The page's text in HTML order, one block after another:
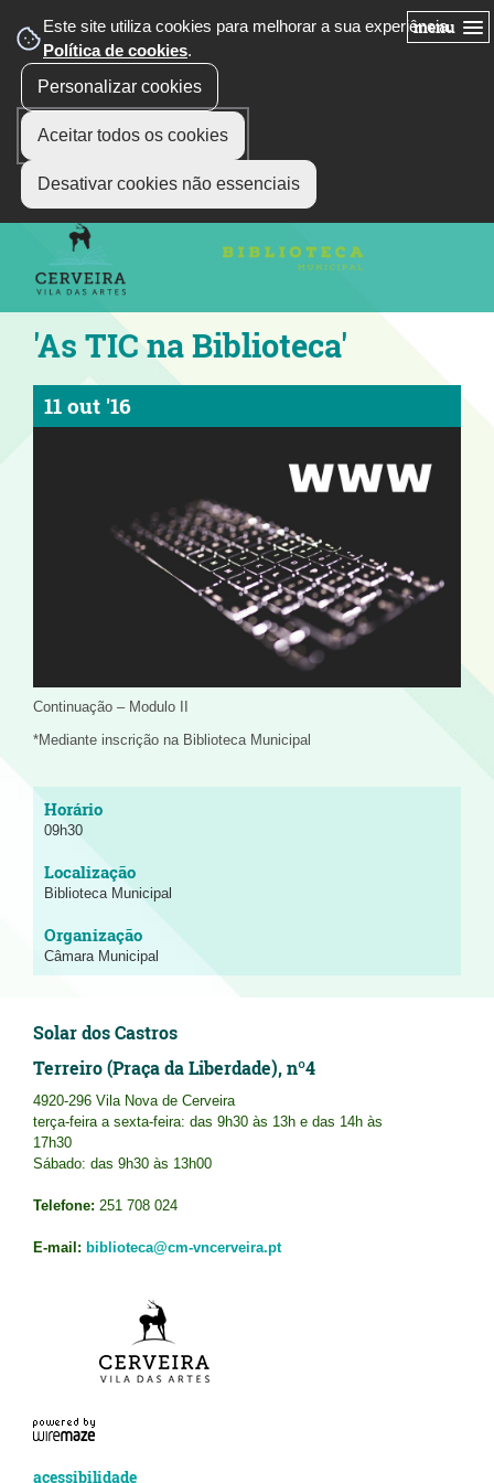
Este site utiliza cookies para melhorar a sua experiência.
Política de cookies.
Personalizar cookies
Aceitar todos os cookies
Desativar cookies não essenciais
menu
Select Language ▼
'As TIC na Biblioteca'
11 out '16
Continuação – Modulo II
*Mediante inscrição na Biblioteca Municipal
09h30
Biblioteca Municipal
Câmara Municipal
Solar dos Castros
Terreiro (Praça da Liberdade), nº4
4920-296 Vila Nova de Cerveira
terça-feira a sexta-feira: das 9h30 às 13h e das 14h às
17h30
Sábado: das 9h30 às 13h00
Telefone: 251 708 024
E-mail: biblioteca@cm-vncerveira.pt
acessibilidade